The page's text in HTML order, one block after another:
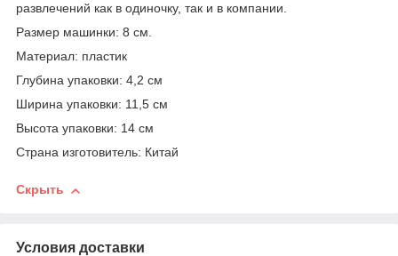
развлечений как в одиночку, так и в компании.
Размер машинки: 8 см.
Материал: пластик
Глубина упаковки: 4,2 см
Ширина упаковки: 11,5 см
Высота упаковки: 14 см
Страна изготовитель: Китай
Скрыть
Условия доставки